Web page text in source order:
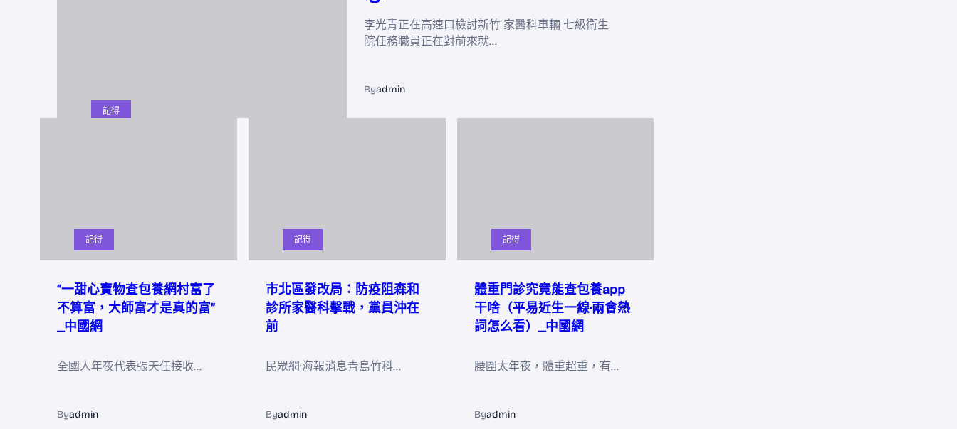
記得
李光青正在高速口檢討新竹 家醫科車輛 七級衛生
院任務職員正在對前來就…
Byadmin
記得
“一甜心寶物查包養網村富了
不算富，大師富才是真的富”
_中國網
全國人年夜代表張天任接收…
Byadmin
記得
市北區發改局：防疫阻森和
診所家醫科擊戰，黨員沖在
前
民眾網·海報消息青島竹科…
Byadmin
記得
體重門診究竟能查包養app
干啥（平易近生一線·兩會熱
詞怎么看）_中國網
腰圍太年夜，體重超重，有…
Byadmin